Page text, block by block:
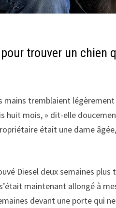
trouver un chien
mains tremblaient
huit mois, » dit-elle
était une dame
Diesel deux semaines
maintenant allongé à
devant une porte qui